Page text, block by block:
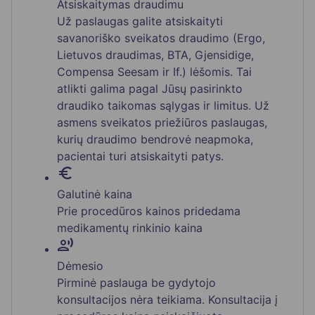
Atsiskaitymas draudimu
Už paslaugas galite atsiskaityti
savanoriško sveikatos draudimo (Ergo,
Lietuvos draudimas, BTA, Gjensidige,
Compensa Seesam ir If.) lėšomis. Tai
atlikti galima pagal Jūsų pasirinkto
draudiko taikomas sąlygas ir limitus. Už
asmens sveikatos priežiūros paslaugas,
kurių draudimo bendrovė neapmoka,
pacientai turi atsiskaityti patys.
euro_symbol
Galutinė kaina
Prie procedūros kainos pridedama
medikamentų rinkinio kaina
record_voice_over
Dėmesio
Pirminė paslauga be gydytojo
konsultacijos nėra teikiama. Konsultacija į